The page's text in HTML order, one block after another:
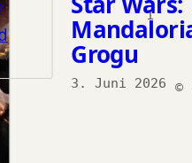
Grogu
3. Juni 2026
1
©